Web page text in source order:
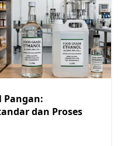
Pangan:
dan Proses